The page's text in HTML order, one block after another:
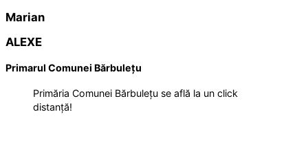
Marian
ALEXE
Primarul Comunei Bărbulețu
Primăria Comunei Bărbulețu se află la un click
distanță!